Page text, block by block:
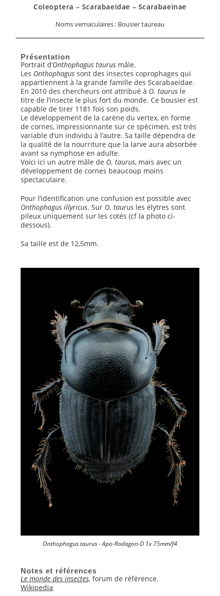
Coleoptera – Scarabaeidae – Scarabaeinae
Noms vernaculaires : Bousier taureau
Présentation
Portrait d’Onthophagus taurus mâle.
Les Onthophagus sont des insectes coprophages qui
appartiennent à la grande famille des Scarabaeidae.
En 2010 des chercheurs ont attribué à O. taurus le
titre de l’insecte le plus fort du monde. Ce bousier est
capable de tirer 1181 fois son poids.
Le développement de la carène du vertex, en forme
de cornes, impressionnante sur ce spécimen, est très
variable d’un individu à l’autre. Sa taille dépendra de
la qualité de la nourriture que la larve aura absorbée
avant sa nymphose en adulte.
Voici ici un autre mâle de O. taurus, mais avec un
développement de cornes beaucoup moins
spectaculaire.
Pour l’identification une confusion est possible avec
Onthophagus illyricus. Sur O. taurus les élytres sont
pileux uniquement sur les cotés (cf la photo ci-
dessous).
Sa taille est de 12,5mm.
Onthophagus taurus - Apo-Rodagon-D 1x 75mm/f4
Notes et références
Le monde des insectes, forum de référence.
Wikipedia